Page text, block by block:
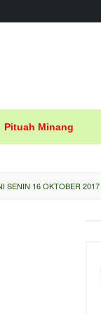
Pituah Minang
SENIN 16 OKTOBER 2017